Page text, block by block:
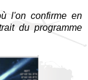
l'on confirme en
du programme